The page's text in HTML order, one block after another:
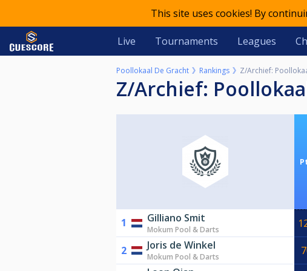
This site uses cookies! By
Live Tournaments Leagues
Poollokaal De Gracht Rankings Z/Archief:
Z/Archief:
1 Gilliano Smit
Mokum Pool & Darts
2 Joris de Winkel
Mokum Pool & Darts